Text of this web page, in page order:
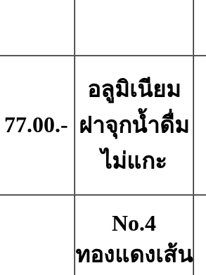
77.00.-
อลูมิเนียม
ฝาจุกน้ำดื่ม
ไม่แกะ
No.4
ทองแดงเส้น